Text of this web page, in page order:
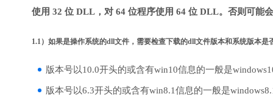
使用 32 位 DLL，对 64 位程序使用 64 位 DLL。否则可能
1.1）如果是操作系统的dll文件，需要检查下载的dll文件版本和系统版本是
版本号以10.0开头的或含有win10信息的一般是
版本号以6.3开头的或含有win8.1信息的一般是